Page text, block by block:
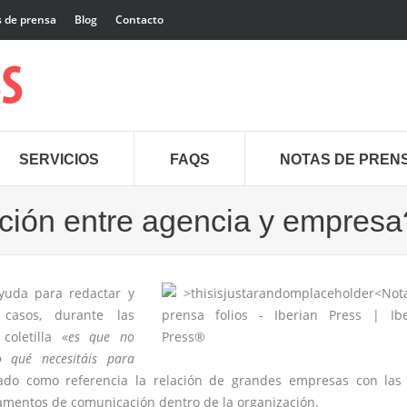
de prensa Blog Contacto
SERVICIOS FAQS NOTAS DE
entre agencia y
para redactar y
durante las
«es que no
qué necesitáis para
como referencia la relación de grandes empresas con las
de comunicación dentro de la organización.